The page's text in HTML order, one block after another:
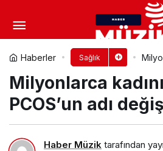
Haberler Sağlık
Milyonlarca
PCOS’un adı
Haber Müzik tarafından
Bu önlemler
taşıyor!Yorum Yap